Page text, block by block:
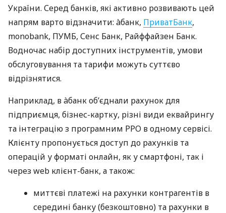
України. Серед банків, які активно розвивають цей
напрям варто відзначити: àбанк, ПриватБанк,
monobank, ПУМБ, Сенс Банк, Райффайзен Банк.
Водночас набір доступних інструментів, умови
обслуговування та тарифи можуть суттєво
відрізнятися.
Наприклад, в àбанк об’єднали рахунок для
підприємця, бізнес-картку, різні види еквайрингу
та інтеграцію з програмним РРО в одному сервісі.
Клієнту пропонується доступ до рахунків та
операцій у форматі онлайн, як у смартфоні, так і
через web клієнт-банк, а також:
миттєві платежі на рахунки контрагентів в
середині банку (безкоштовно) та рахунки в